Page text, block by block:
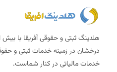
درخشان در زمینه خدمات ثبتی و
خدمات مالیاتی در کنار شماست.